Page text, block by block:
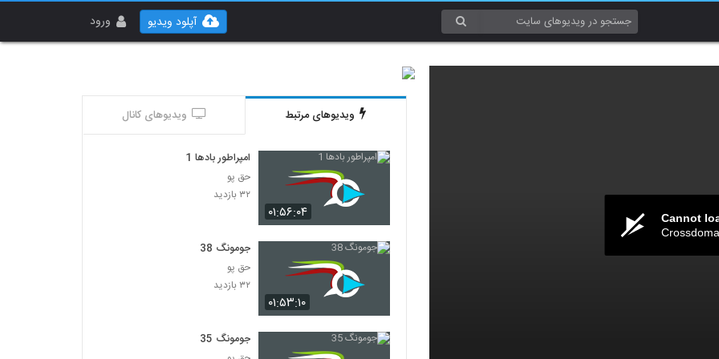
ورود آپلود ویدیو
Cannot
ویدیوهای مرتبط ویدیوهای کانال
۰۱:۵۶:۰۴
امپراطور بادها 1
حق پو
۳۲ بازدید
۰۱:۵۳:۱۰
جومونگ 38
حق پو
۳۲ بازدید
جومونگ 35